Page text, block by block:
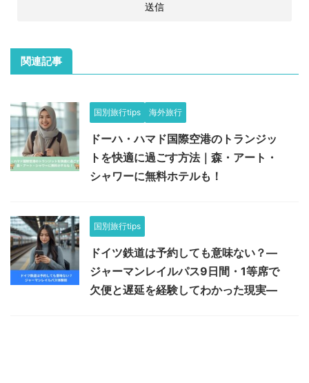
関連記事
国別旅行tips 海外旅行
ドーハ・ハマド国際空港のトランジッ
トを快適に過ごす方法｜森・アート・
シャワーに無料ホテルも！
国別旅行tips
ドイツ鉄道は予約しても意味ない？―
ジャーマンレイルパス9日間・1等席で
欠便と遅延を経験してわかった現実―